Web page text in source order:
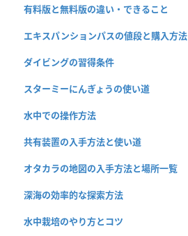
有料版と無料版の違い・できること
エキスパンションパスの値段と購入方法
ダイビングの習得条件
スターミーにんぎょうの使い道
水中での操作方法
共有装置の入手方法と使い道
オタカラの地図の入手方法と場所一覧
深海の効率的な探索方法
水中栽培のやり方とコツ